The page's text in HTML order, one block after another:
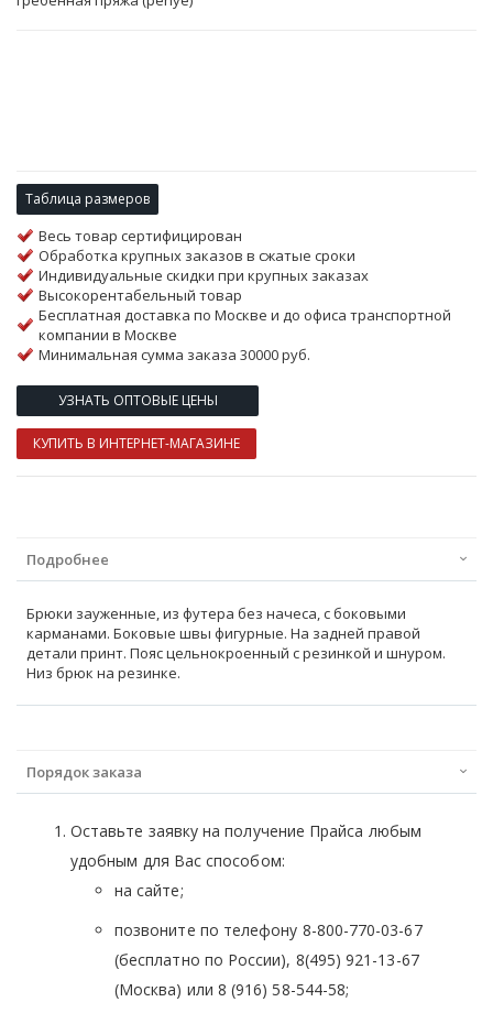
Таблица размеров
Весь товар сертифицирован
Обработка крупных заказов в сжатые сроки
Индивидуальные скидки при крупных заказах
Высокорентабельный товар
Бесплатная доставка по Москве и до офиса транспортной
компании в Москве
Минимальная сумма заказа 30000 руб.
УЗНАТЬ ОПТОВЫЕ ЦЕНЫ
КУПИТЬ В ИНТЕРНЕТ-МАГАЗИНЕ
Подробнее
Брюки зауженные, из футера без начеса, с боковыми
карманами. Боковые швы фигурные. На задней правой
детали принт. Пояс цельнокроенный с резинкой и шнуром.
Низ брюк на резинке.
Порядок заказа
Оставьте заявку на получение Прайса любым
удобным для Вас способом:
на сайте;
позвоните по телефону 8-800-770-03-67
(бесплатно по России), 8(495) 921-13-67
(Москва) или 8 (916) 58-544-58;